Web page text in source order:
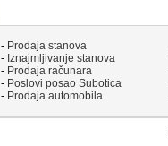
- Prodaja stanova
- Iznajmljivanje stanova
- Prodaja računara
- Poslovi posao Subotica
- Prodaja automobila